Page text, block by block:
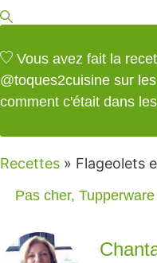
Vous avez fait la
@toques2cuisine sur
comment c'était dans
Recettes » Flageolets
Pas cher, Tupperware